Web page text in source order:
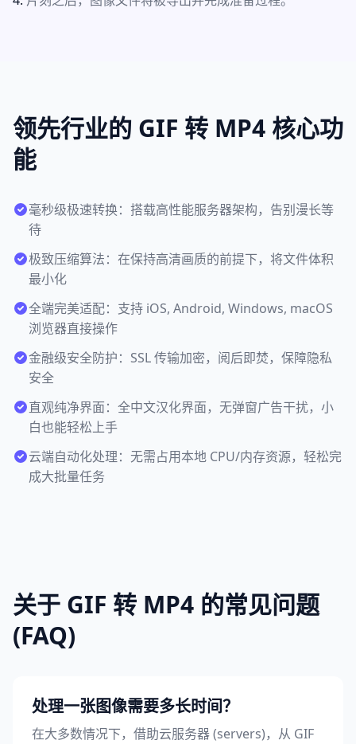
领先行业的 GIF 转 MP4 核心功
能
毫秒级极速转换：搭载高性能服务器架构，告别漫长等
待
极致压缩算法：在保持高清画质的前提下，将文件体积
最小化
全端完美适配：支持 iOS, Android, Windows, macOS
浏览器直接操作
金融级安全防护：SSL 传输加密，阅后即焚，保障隐私
安全
直观纯净界面：全中文汉化界面，无弹窗广告干扰，小
白也能轻松上手
云端自动化处理：无需占用本地 CPU/内存资源，轻松完
成大批量任务
关于 GIF 转 MP4 的常见问题
(FAQ)
处理一张图像需要多长时间？
在大多数情况下，借助云服务器 (servers)，从 GIF